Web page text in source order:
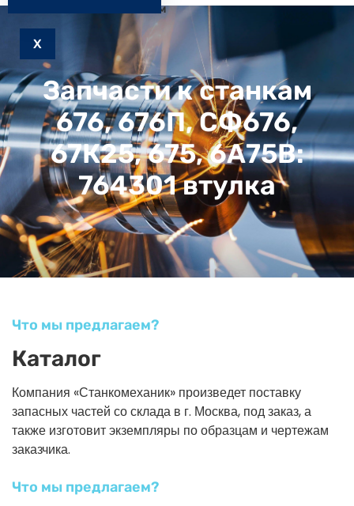
Запчасти к станкам
X
Запчасти к станкам
676, 676П, СФ676,
67К25, 675, 6А75В:
764301 втулка
Что мы предлагаем?
Каталог
Компания «Станкомеханик» произведет поставку
запасных частей со склада в г. Москва, под заказ, а
также изготовит экземпляры по образцам и чертежам
заказчика.
Что мы предлагаем?